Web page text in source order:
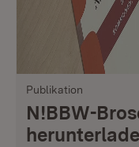
Publikation
N!BBW-